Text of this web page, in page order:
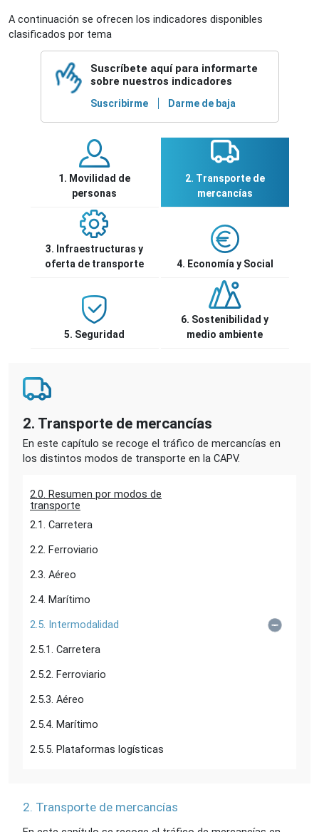
A continuación se ofrecen los indicadores disponibles
clasificados por tema
Suscríbete aquí para informarte
sobre nuestros indicadores
Suscribirme Darme de baja
1. Movilidad de
personas
2. Transporte de
mercancías
3. Infraestructuras y
oferta de transporte
4. Economía y Social
5. Seguridad
6. Sostenibilidad y
medio ambiente
2. Transporte de mercancías
En este capítulo se recoge el tráfico de mercancías en
los distintos modos de transporte en la CAPV.
2.0. Resumen por modos de
transporte
2.1. Carretera
2.2. Ferroviario
2.3. Aéreo
2.4. Marítimo
2.5. Intermodalidad
2.5.1. Carretera
2.5.2. Ferroviario
2.5.3. Aéreo
2.5.4. Marítimo
2.5.5. Plataformas logísticas
2. Transporte de mercancías